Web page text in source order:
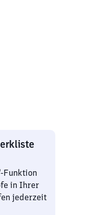
Funktion
in Ihrer
jederzeit